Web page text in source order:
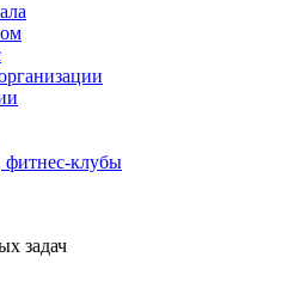
фитнес-клубы
задач